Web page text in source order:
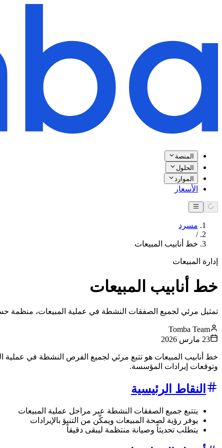
المنصة
الحلول
الموارد
الأسعار
مسرد
/
خط أنابيب المبيعات
إدارة المبيعات
خط أنابيب المبيعات
تمثيل مرئي لجميع الصفقات النشطة في عملية المبيعات، منظمة
Tomba Team
23 مارس 2026
خط أنابيب المبيعات هو تتبع مرئي لجميع الفرص النشطة في عملية
وتوقعات إيرادات المؤسسة.
النقاط الرئيسية
يتتبع جميع الصفقات النشطة عبر مراحل عملية المبيعات
يوفر رؤية لصحة المبيعات ويمكّن من التنبؤ بالإيرادات
يتطلب تحديثاً وصيانة منتظمة ليبقى دقيقاً